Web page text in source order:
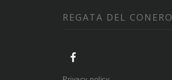
REGATA DEL CONERO